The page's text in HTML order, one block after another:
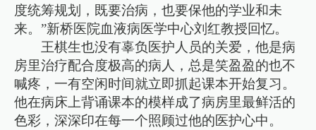
度统筹规划，既要治病，也要保他的学业和未
来。”新桥医院血液病医学中心刘红教授回忆。
王棋生也没有辜负医护人员的关爱，他是病
房里治疗配合度极高的病人，总是笑盈盈的也不
喊疼，一有空闲时间就立即抓起课本开始复习。
他在病床上背诵课本的模样成了病房里最鲜活的
色彩，深深印在每一个照顾过他的医护心中。